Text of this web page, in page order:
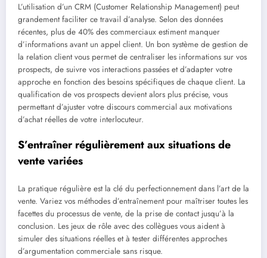
L’utilisation d’un CRM (Customer Relationship Management) peut
grandement faciliter ce travail d’analyse. Selon des données
récentes, plus de 40% des commerciaux estiment manquer
d’informations avant un appel client. Un bon système de gestion de
la relation client vous permet de centraliser les informations sur vos
prospects, de suivre vos interactions passées et d’adapter votre
approche en fonction des besoins spécifiques de chaque client. La
qualification de vos prospects devient alors plus précise, vous
permettant d’ajuster votre discours commercial aux motivations
d’achat réelles de votre interlocuteur.
S’entraîner régulièrement aux situations de
vente variées
La pratique régulière est la clé du perfectionnement dans l’art de la
vente. Variez vos méthodes d’entraînement pour maîtriser toutes les
facettes du processus de vente, de la prise de contact jusqu’à la
conclusion. Les jeux de rôle avec des collègues vous aident à
simuler des situations réelles et à tester différentes approches
d’argumentation commerciale sans risque.